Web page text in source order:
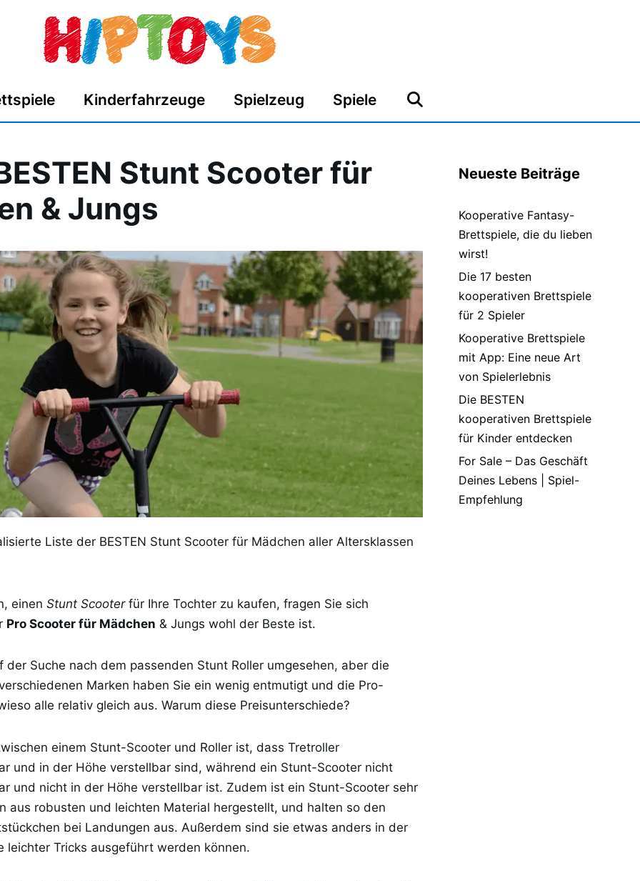
Kinderfahrzeuge Spielzeug Spiele
Stunt Scooter für
& Jungs
Liste der BESTEN Stunt Scooter für Mädchen aller Altersklassen
einen Stunt Scooterfür Ihre Tochter zu kaufen, fragen Sie sich
Pro Scooter für Mädchen & Jungs wohl der Beste ist.
der Suche nach dem passenden Stunt Roller umgesehen, aber die
Marken haben Sie ein wenig entmutigt und die Pro-
alle relativ gleich aus. Warum diese Preisunterschiede?
einem Stunt-Scooter und Roller ist, dass Tretroller
und in der Höhe verstellbar sind, während ein Stunt-Scooter nicht
und nicht in der Höhe verstellbar ist. Zudem ist ein Stunt-Scooter sehr
aus robusten und leichten Material hergestellt, und halten so den
bei Landungen aus. Außerdem sind sie etwas anders in der
leichter Tricks ausgeführt werden können.
Neueste Beiträge
Kooperative Fantasy-
Brettspiele, die du lieben
wirst!
Die 17 besten
kooperativen Brettspiele
für 2 Spieler
Kooperative Brettspiele
mit App: Eine neue Art
von Spielerlebnis
Die BESTEN
kooperativen Brettspiele
für Kinder entdecken
For Sale – Das Geschäft
Deines Lebens | Spiel-
Empfehlung